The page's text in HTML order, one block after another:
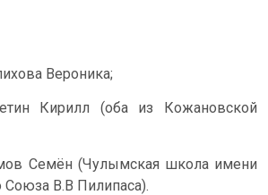
Вероника;
Кирилл (оба из Кожановской
Семён (Чулымская школа имени
Союза В.В Пилипаса).